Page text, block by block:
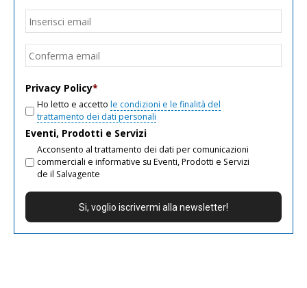
Email
Privacy Policy*
Ho letto e accetto le condizioni e le finalità del
trattamento dei dati personali
Eventi, Prodotti e Servizi
Acconsento al trattamento dei dati per comunicazioni
commerciali e informative su Eventi, Prodotti e Servizi
de il Salvagente